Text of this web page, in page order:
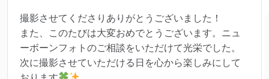
撮影させてくださりありがとうございました！
また、このたびは大変おめでとうございます。ニュ
ーボーンフォトのご相談をいただけて光栄でした。
次に撮影させていただける日を心から楽しみにして